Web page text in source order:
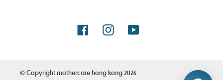
FacebookInstagramYouTube
© Copyright mothercare hong kong2026